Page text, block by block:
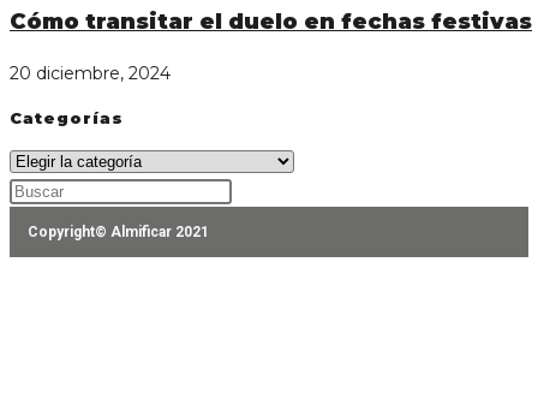
Cómo transitar el duelo en fechas festivas
20 diciembre, 2024
Categorías
Categorías
Copyright© Almificar 2021